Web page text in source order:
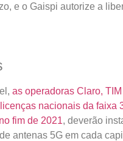
e o Gaispi autorize a
as operadoras Claro,
nacionais da faixa
fim de 2021, deverão
antenas 5G em cada